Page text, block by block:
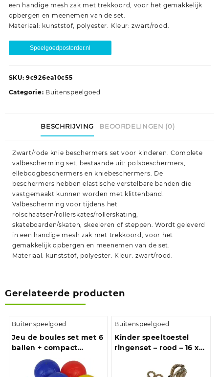
een handige mesh zak met trekkoord, voor het gemakkelijk
opbergen en meenemen van de set.
Materiaal: kunststof, polyester. Kleur: zwart/rood.
Speelgoedpostorder.nl
SKU: 9c926ea10c55
Categorie: Buitenspeelgoed
BESCHRIJVING BEOORDELINGEN (0)
Zwart/rode knie beschermers set voor kinderen. Complete
valbescherming set, bestaande uit: polsbeschermers,
elleboogbeschermers en kniebeschermers. De
beschermers hebben elastische verstelbare banden die
vastgemaakt kunnen worden met klittenband.
Valbescherming voor tijdens het
rolschaatsen/rollerskates/rollerskating,
skateboarden/skaten, skeeleren of steppen. Wordt geleverd
in een handige mesh zak met trekkoord, voor het
gemakkelijk opbergen en meenemen van de set.
Materiaal: kunststof, polyester. Kleur: zwart/rood.
Gerelateerde producten
Buitenspeelgoed
Jeu de boules set met 6
ballen + compact
meetlint 1,5 meter
Buitenspeelgoed
Kinder speeltoestel
ringenset – rood – 16 x